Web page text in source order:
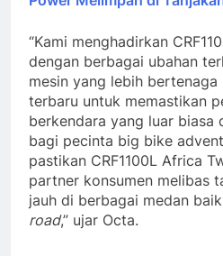
“Kami menghadirkan
dengan berbagai ubahan
mesin yang lebih
terbaru untuk memastikan
berkendara yang luar biasa
bagi pecinta big bike
pastikan CRF1100L Africa
partner konsumen melibas
jauh di berbagai medan baik
road,” ujar Octa.